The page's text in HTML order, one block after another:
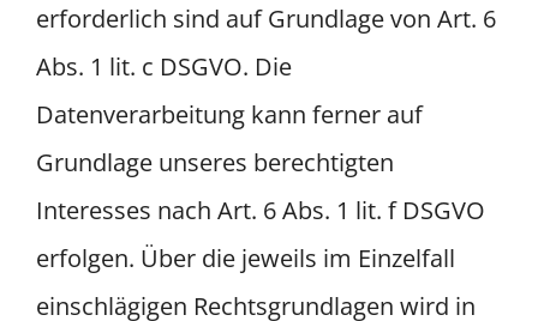
erforderlich sind auf Grundlage von Art. 6
Abs. 1 lit. c DSGVO. Die
Datenverarbeitung kann ferner auf
Grundlage unseres berechtigten
Interesses nach Art. 6 Abs. 1 lit. f DSGVO
erfolgen. Über die jeweils im Einzelfall
einschlägigen Rechtsgrundlagen wird in